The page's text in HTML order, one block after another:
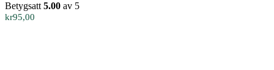
Betygsatt 5.00 av 5
kr95,00